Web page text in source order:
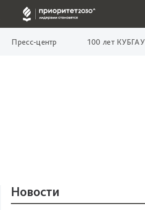
Пресс-центр 100 лет КУБГАУ
Новости